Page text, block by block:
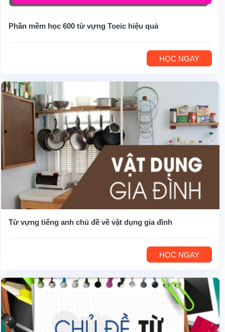
Phần mềm học 600 từ vựng Toeic hiệu quả
HỌC NGAY
Từ vựng tiếng anh chủ đề về vật dụng gia đình
HỌC NGAY